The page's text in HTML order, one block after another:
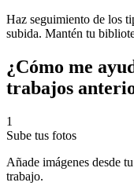
Haz seguimiento de los
subida. Mantén tu
¿Cómo me
trabajos
1
Sube tus fotos
Añade imágenes desde
trabajo.